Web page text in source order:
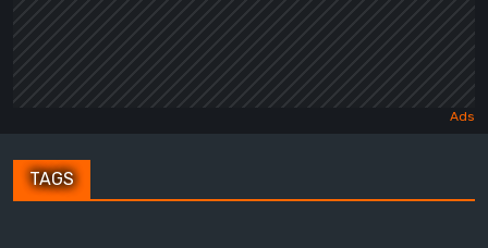
TAGS